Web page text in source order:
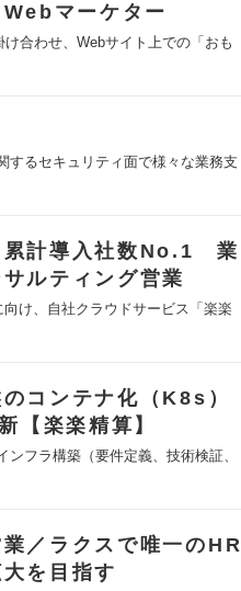
マーケター
合わせ、Webサイト上での「おも
するセキュリティ面で様々な業務支
累計導入社数No.1 業
ルティング営業
け、自社クラウドサービス「楽楽
コンテナ化（K8s）
【楽楽精算】
ンフラ構築（要件定義、技術検証、
／ラクスで唯一のHR
を目指す